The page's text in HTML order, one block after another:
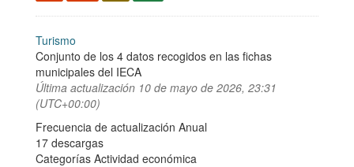
Turismo
Conjunto de los 4 datos recogidos en las fichas
municipales del IECA
Última actualización 10 de mayo de 2026, 23:31
(UTC+00:00)
Frecuencia de actualización Anual
17 descargas
Categorías Actividad económica